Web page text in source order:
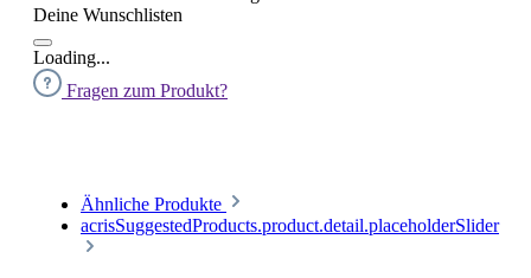
Deine Wunschlisten
Loading...
Fragen zum Produkt?
Ähnliche Produkte
acrisSuggestedProducts.product.detail.placeholderSlider